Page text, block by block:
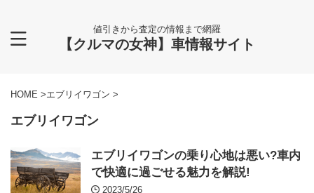
値引きから査定の情報まで網羅
【クルマの女神】車情報サイト
HOME >エブリイワゴン >
エブリイワゴン
エブリイワゴンの乗り心地は悪い?車内
で快適に過ごせる魅力を解説!
2023/5/26